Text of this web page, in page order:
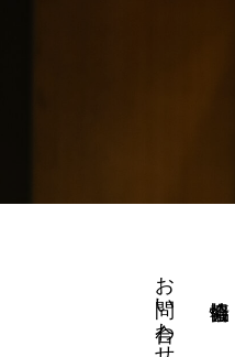
お問い合わせ